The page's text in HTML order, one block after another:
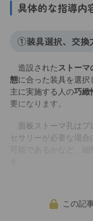
具体的な指導内
①装具選択、交換
造設された ストーマ
態に合った装具を選択
主に実施する人の巧緻
要になります。
面板ストーマ孔はプ
セサリーが必要な場合
可能であるかなど、
この記